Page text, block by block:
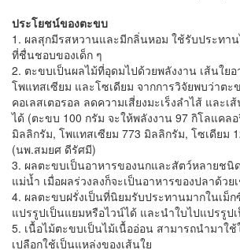
ประโยชน์ของตะขบ
1. ผลสุกมีรสหวานและมีกลิ่นหอม ใช้รับประทา
ที่ชื่นชอบของเด็ก ๆ
2. ตะขบเป็นผลไม้ที่อุดมไปด้วยพลังงาน เส้นใย
โพแทสเซียม และโซเดียม จากการวิจัยพบว่าต
คอเลสเตอรอล ลดความเสี่ยงมะเร็งลำไส้ และเ
ได้ (ตะขบ 100 กรัม จะให้พลังงาน 97 กิโลแคล
มิลลิกรัม, โพแทสเซียม 773 มิลลิกรัม, โซเดียม
(นพ.สมยศ ดีรัศมี)
3. ผลตะขบเป็นอาหารของนกและสัตว์หลายชนิ
แม่น้ำ เมื่อผลร่วงลงก็จะเป็นอาหารของปลาด้วย
4. ผลตะขบฝรั่งเป็นที่นิยมรับประทานมากในเม็
แปรรูปเป็นแยมหรือไวน์ได้ และนำใบไปแปรรูป
5. เนื้อไม้ตะขบเป็นไม้เนื้ออ่อน สามารถนำมาใ
เปลือกใช้เป็นแหล่งของเส้นใย